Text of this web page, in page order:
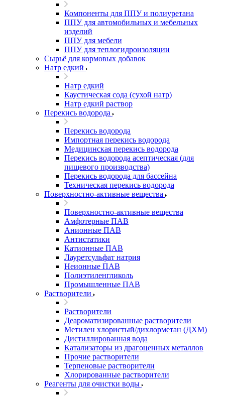
Компоненты для ППУ и полиуретана
ППУ для автомобильных и мебельных
изделий
ППУ для мебели
ППУ для теплогидроизоляции
Сырьё для кормовых добавок
Натр едкий
Натр едкий
Каустическая сода (сухой натр)
Натр едкий раствор
Перекись водорода
Перекись водорода
Импортная перекись водорода
Медицинская перекись водорода
Перекись водорода асептическая (для
пищевого производства)
Перекись водорода для бассейна
Техническая перекись водорода
Поверхностно-активные вещества
Поверхностно-активные вещества
Амфотерные ПАВ
Анионные ПАВ
Антистатики
Катионные ПАВ
Лауретсульфат натрия
Неионные ПАВ
Полиэтиленгликоль
Промышленные ПАВ
Растворители
Растворители
Деароматизированные растворители
Метилен хлористый/дихлорметан (ДХМ)
Дистиллированная вода
Катализаторы из драгоценных металлов
Прочие растворители
Терпеновые растворители
Хлорированные растворители
Реагенты для очистки воды